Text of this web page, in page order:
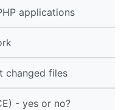
applications
changed files
- yes or no?